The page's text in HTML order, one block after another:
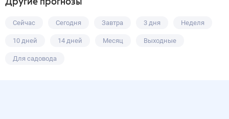
Другие прогнозы
Сейчас Сегодня Завтра 3 дня Неделя
10 дней 14 дней Месяц Выходные
Для садовода